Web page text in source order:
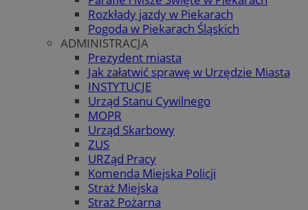
Rozkłady jazdy w Piekarach
Pogoda w Piekarach Śląskich
ADMINISTRACJA
Prezydent miasta
Jak załatwić sprawę w Urzędzie Miasta
INSTYTUCJE
Urząd Stanu Cywilnego
MOPR
Urząd Skarbowy
ZUS
URZąd Pracy
Komenda Miejska Policji
Straż Miejska
Straż Pożarna